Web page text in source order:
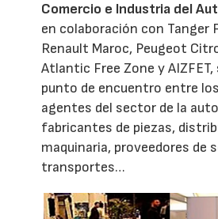
Comercio e Industria del
en colaboración con Tanger
Renault Maroc, Peugeot
Atlantic Free Zone y AIZFET,
punto de encuentro entre
agentes del sector de la
fabricantes de piezas,
maquinaria, proveedores de
transportes…